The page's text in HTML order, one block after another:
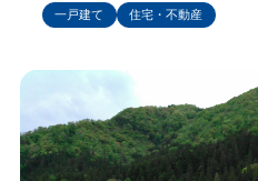
一戸建て
住宅・不動産